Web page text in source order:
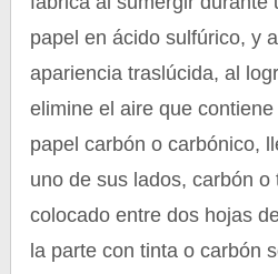
papel en ácido sulfúrico, y
apariencia traslúcida, al
elimine el aire que
papel carbón o carbónico,
uno de sus lados, carbón o
colocado entre dos hojas
la parte con tinta o carbón